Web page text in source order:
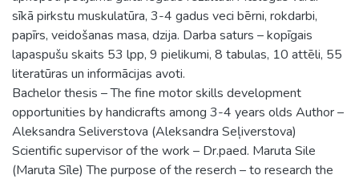
sīkā pirkstu muskulatūra, 3-4 gadus veci bērni, rokdarbi,
papīrs, veidošanas masa, dzija. Darba saturs – kopīgais
lapaspušu skaits 53 lpp, 9 pielikumi, 8 tabulas, 10 attēli, 55
literatūras un informācijas avoti.
Bachelor thesis – The fine motor skills development
opportunities by handicrafts among 3-4 years olds Author –
Aleksandra Seliverstova (Aleksandra Seļiverstova)
Scientific supervisor of the work – Dr.paed. Maruta Sile
(Maruta Sīle) The purpose of the reserch – to research the